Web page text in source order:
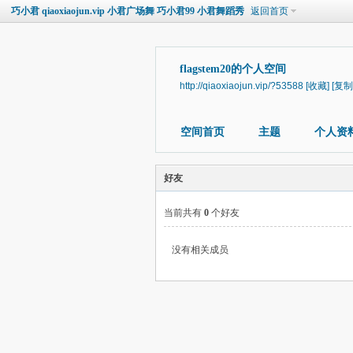
巧小君 qiaoxiaojun.vip 小君广场舞 巧小君99 小君舞蹈秀 返回首页
flagstem20的个人空间
http://qiaoxiaojun.vip/?53588 [收藏] [复
空间首页 主题 个人资
好友
当前共有 0 个好友
没有相关成员